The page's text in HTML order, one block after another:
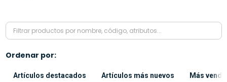
Ordenar por:
Artículos destacados Artículos más nuevos Más